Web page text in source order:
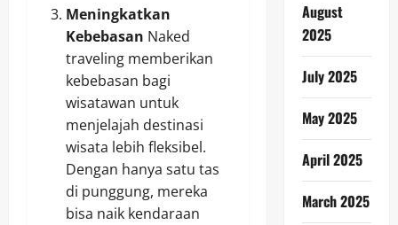
Meningkatkan
Kebebasan Naked
traveling memberikan
kebebasan bagi
wisatawan untuk
menjelajah destinasi
wisata lebih fleksibel.
Dengan hanya satu tas
di punggung, mereka
bisa naik kendaraan
August
2025
July 2025
May 2025
April 2025
March 2025